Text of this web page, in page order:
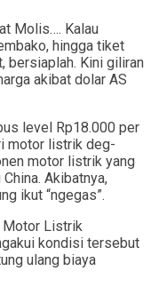
Molis…. Kalau
hingga tiket
bersiaplah. Kini giliran
akibat dolar AS
level Rp18.000 per
motor listrik deg-
motor listrik yang
Akibatnya,
ikut “ngegas”.
Motor Listrik
kondisi tersebut
ulang biaya